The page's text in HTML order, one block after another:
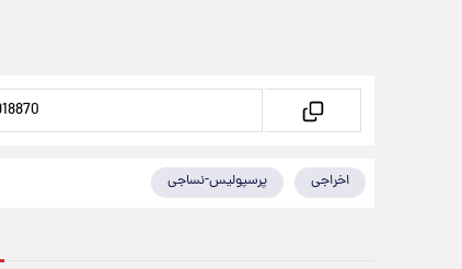
اخراجی پرسپولیس-نساجی